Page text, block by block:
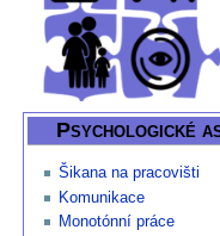
Psychologické
Šikana na pracovišti
Komunikace
Monotónní práce